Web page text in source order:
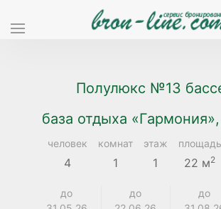
Полулюкс №13
база отдыха
человек
4
комнат
1
этаж
1
площадь
22 м2
до
до
до